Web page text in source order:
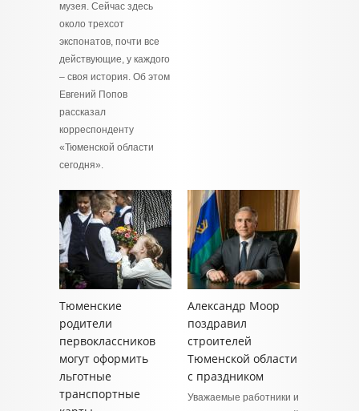
музея. Сейчас здесь
около трехсот
экспонатов, почти все
действующие, у каждого
– своя история. Об этом
Евгений Попов
рассказал
корреспонденту
«Тюменской области
сегодня».
Тюменские
родители
первоклассников
могут оформить
льготные
транспортные
Александр Моор
поздравил
строителей
Тюменской области
с праздником
Уважаемые работники и